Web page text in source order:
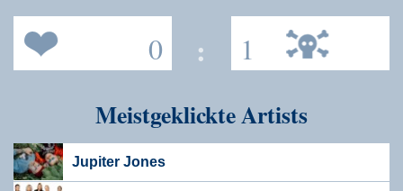
0 : 1
Meistgeklickte Artists
Jupiter Jones